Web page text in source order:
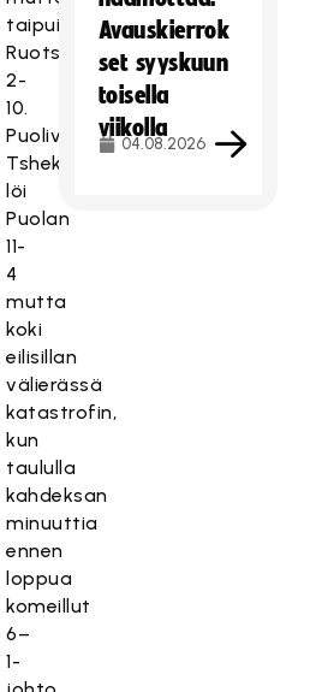
taipui
Ruotsille
2-
10.
Puolivälierässä
Tshekki
löi
Puolan
11-
4
mutta
koki
eilisillan
välierässä
katastrofin,
kun
taululla
kahdeksan
minuuttia
ennen
loppua
komeillut
6–
1-
Avauskierrok
set syyskuun
toisella
viikolla
04.08.2026